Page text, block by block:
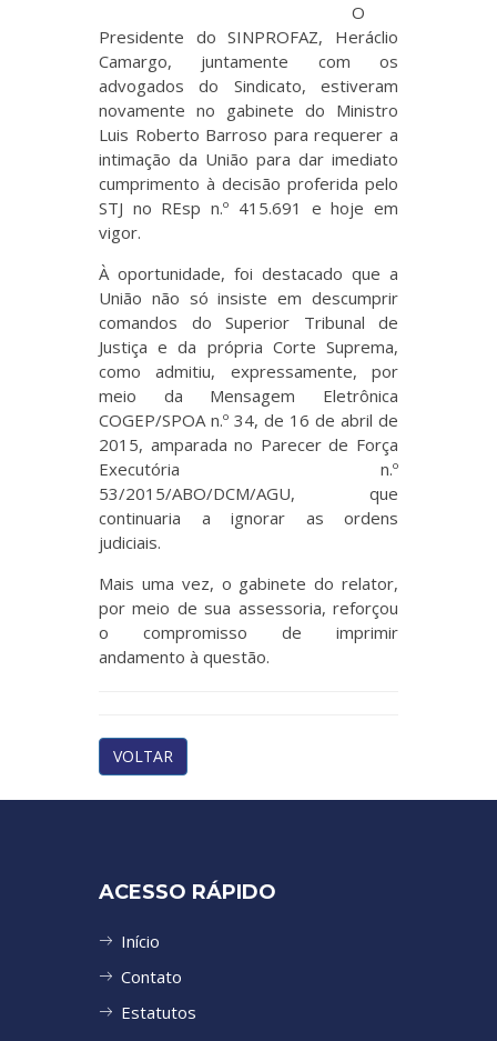
O
Presidente do SINPROFAZ, Heráclio
Camargo, juntamente com os
advogados do Sindicato, estiveram
novamente no gabinete do Ministro
Luis Roberto Barroso para requerer a
intimação da União para dar imediato
cumprimento à decisão proferida pelo
STJ no REsp n.º 415.691 e hoje em
vigor.
À oportunidade, foi destacado que a
União não só insiste em descumprir
comandos do Superior Tribunal de
Justiça e da própria Corte Suprema,
como admitiu, expressamente, por
meio da Mensagem Eletrônica
COGEP/SPOA n.º 34, de 16 de abril de
2015, amparada no Parecer de Força
Executória n.º
53/2015/ABO/DCM/AGU, que
continuaria a ignorar as ordens
judiciais.
Mais uma vez, o gabinete do relator,
por meio de sua assessoria, reforçou
o compromisso de imprimir
andamento à questão.
VOLTAR
ACESSO RÁPIDO
Início
Contato
Estatutos